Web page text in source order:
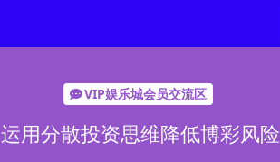
VIP娱乐城会员交流区
运用分散投资思维降低博彩风险